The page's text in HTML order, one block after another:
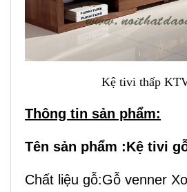
Kệ tivi thấp
Thông tin sản phẩm:
Tên sản phẩm :Kệ tivi
Chất liệu gỗ:Gỗ venner